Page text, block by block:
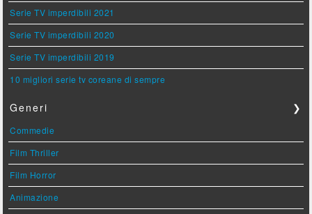
Serie TV imperdibili 2021
Serie TV imperdibili 2020
Serie TV imperdibili 2019
10 migliori serie tv coreane di sempre
Generi ❯
Commedie
Film Thriller
Film Horror
Animazione